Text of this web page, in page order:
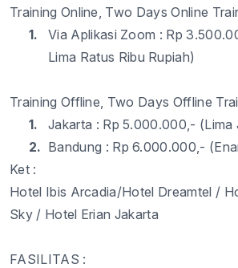
Training Online, Two Days Online
1.
Via Aplikasi Zoom : Rp
Lima Ratus Ribu Rupiah)
Training Offline, Two Days Offline
1.
Jakarta : Rp 5.000.000,- (Lima
2. Bandung : Rp 6.000.000,- (
Ket:
Hotel Ibis Arcadia/Hotel Dreamtel /
Sky / Hotel Erian Jakarta
FASILITAS :